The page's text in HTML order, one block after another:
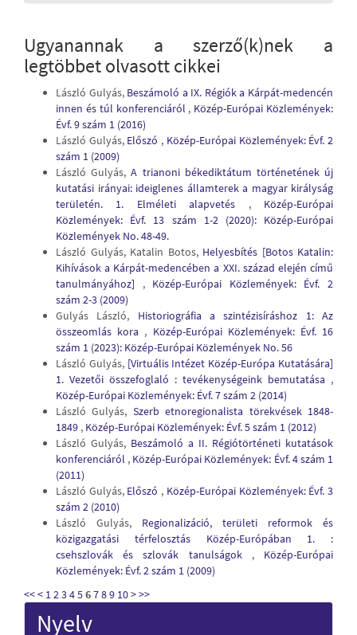
Ugyanannak a szerző(k)nek a
legtöbbet olvasott cikkei
László Gulyás, Beszámoló a IX. Régiók a Kárpát-medencén
innen és túl konferenciáról , Közép-Európai Közlemények:
Évf. 9 szám 1 (2016)
László Gulyás, Előszó , Közép-Európai Közlemények: Évf. 2
szám 1 (2009)
László Gulyás,A trianoni békediktátum történetének új
kutatási irányai: ideiglenes államterek a magyar királyság
területén. 1. Elméleti alapvetés , Közép-Európai
Közlemények: Évf. 13 szám 1-2 (2020): Közép-Európai
Közlemények No. 48-49.
László Gulyás, Katalin Botos, Helyesbítés [Botos Katalin:
Kihívások a Kárpát-medencében a XXI. század elején című
tanulmányához] , Közép-Európai Közlemények: Évf. 2
szám 2-3 (2009)
Gulyás László, Historiográfia a szintézisíráshoz 1: Az
összeomlás kora , Közép-Európai Közlemények: Évf. 16
szám 1 (2023): Közép-Európai Közlemények No. 56
László Gulyás, [Virtuális Intézet Közép-Európa Kutatására]
1. Vezetői összefoglaló : tevékenységeink bemutatása ,
Közép-Európai Közlemények: Évf. 7 szám 2 (2014)
László Gulyás, Szerb etnoregionalista törekvések 1848-
1849 , Közép-Európai Közlemények: Évf. 5 szám 1 (2012)
László Gulyás, Beszámoló a II. Régiótörténeti kutatások
konferenciáról , Közép-Európai Közlemények: Évf. 4 szám 1
(2011)
László Gulyás, Előszó , Közép-Európai Közlemények: Évf. 3
szám 2 (2010)
László Gulyás, Regionalizáció, területi reformok és
közigazgatási térfelosztás Közép-Európában 1. :
csehszlovák és szlovák tanulságok , Közép-Európai
Közlemények: Évf. 2 szám 1 (2009)
<<< 123456789 10>>>
Nyelv